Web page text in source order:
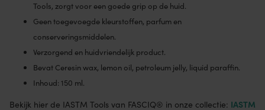
Tools, zorgt voor een goede grip op de huid.
Geen toegevoegde kleurstoffen, parfum en
conserveringsmiddelen.
Verzorgend en huidvriendelijk product.
Bevat Ceresin wax, lemon oil, petroleum jelly, liquid paraffin.
Inhoud: 150 ml.
Bekijk hier de IASTM Tools van FASCIQ® in onze collectie: IASTM